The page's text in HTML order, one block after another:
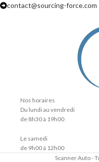
contact@sourcing-force.com
Nos horaires
Du lundi au vendredi
de 8h30 à 19h00
Le samedi
de 9h00 à 12h00
Scanner Auto -